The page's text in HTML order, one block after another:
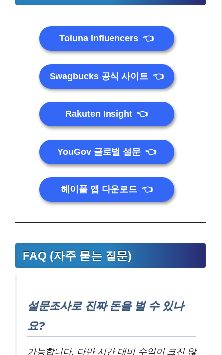
Toluna Influencers👈
Swagbucks 공식 사이트👈
Rakuten Insight👈
YouGov 글로벌 설문👈
헤이폴 앱 다운로드👈
FAQ (자주 묻는 질문)
설문조사로 진짜 돈을 벌 수 있나
요?
가능합니다. 다만 시간 대비 수익이 크진 않